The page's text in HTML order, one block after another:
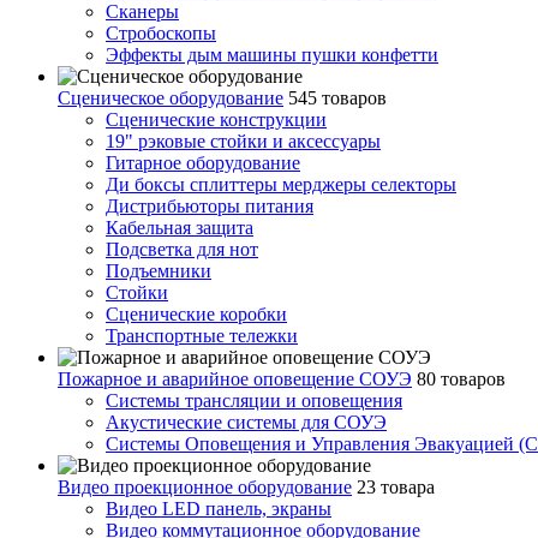
Сканеры
Стробоскопы
Эффекты дым машины пушки конфетти
Сценическое оборудование 545 товаров
Сценические конструкции
19" рэковые стойки и аксесcуары
Гитарное оборудование
Ди боксы сплиттеры мерджеры селекторы
Дистрибьюторы питания
Кабельная защита
Подсветка для нот
Подъемники
Стойки
Сценические коробки
Транспортные тележки
Пожарное и аварийное оповещение СОУЭ 80 товаров
Cистемы трансляции и оповещения
Акустические системы для СОУЭ
Системы Оповещения и Управления Эвакуацией
Видео проекционное оборудование 23 товара
Видео LED панель, экраны
Видео коммутационное оборудование